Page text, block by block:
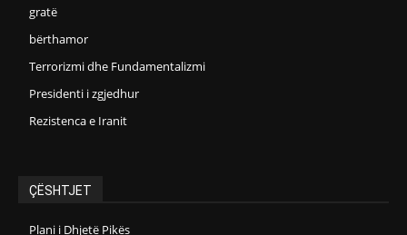
gratë
bërthamor
Terrorizmi dhe Fundamentalizmi
Presidenti i zgjedhur
Rezistenca e Iranit
ÇËSHTJET
Plani i Dhjetë Pikës